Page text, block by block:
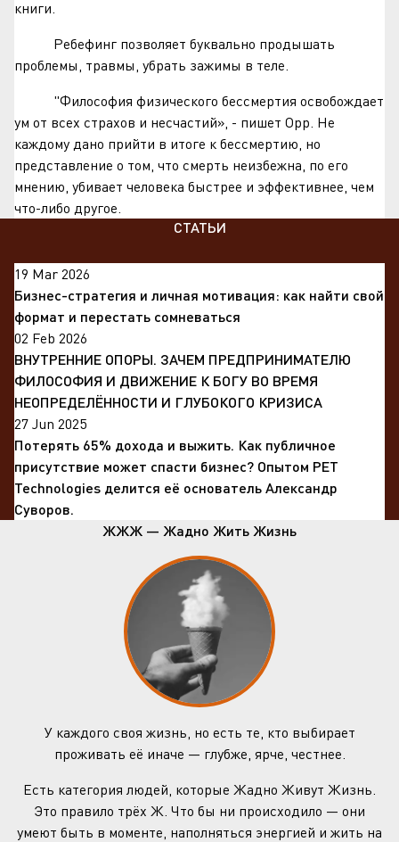
книги.
Ребефинг позволяет буквально продышать
проблемы, травмы, убрать зажимы в теле.
"Философия физического бессмертия освобождает
ум от всех страхов и несчастий», - пишет Орр. Не
каждому дано прийти в итоге к бессмертию, но
представление о том, что смерть неизбежна, по его
мнению, убивает человека быстрее и эффективнее, чем
что-либо другое.
СТАТЬИ
19 Mar 2026
Бизнес-стратегия и личная мотивация: как найти свой
формат и перестать сомневаться
02 Feb 2026
ВНУТРЕННИЕ ОПОРЫ. ЗАЧЕМ ПРЕДПРИНИМАТЕЛЮ
ФИЛОСОФИЯ И ДВИЖЕНИЕ К БОГУ ВО ВРЕМЯ
НЕОПРЕДЕЛЁННОСТИ И ГЛУБОКОГО КРИЗИСА
27 Jun 2025
Потерять 65% дохода и выжить. Как публичное
присутствие может спасти бизнес? Опытом PET
Technologies делится её основатель Александр
Суворов.
ЖЖЖ — Жадно Жить Жизнь
У каждого своя жизнь, но есть те, кто выбирает
проживать её иначе — глубже, ярче, честнее.
Есть категория людей, которые Жадно Живут Жизнь.
Это правило трёх Ж. Что бы ни происходило — они
умеют быть в моменте, наполняться энергией и жить на